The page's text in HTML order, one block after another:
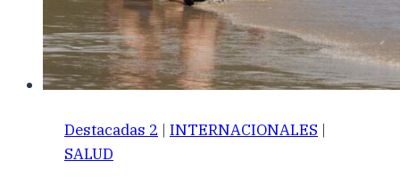
Destacadas 2 | INTERNACIONALES |
SALUD